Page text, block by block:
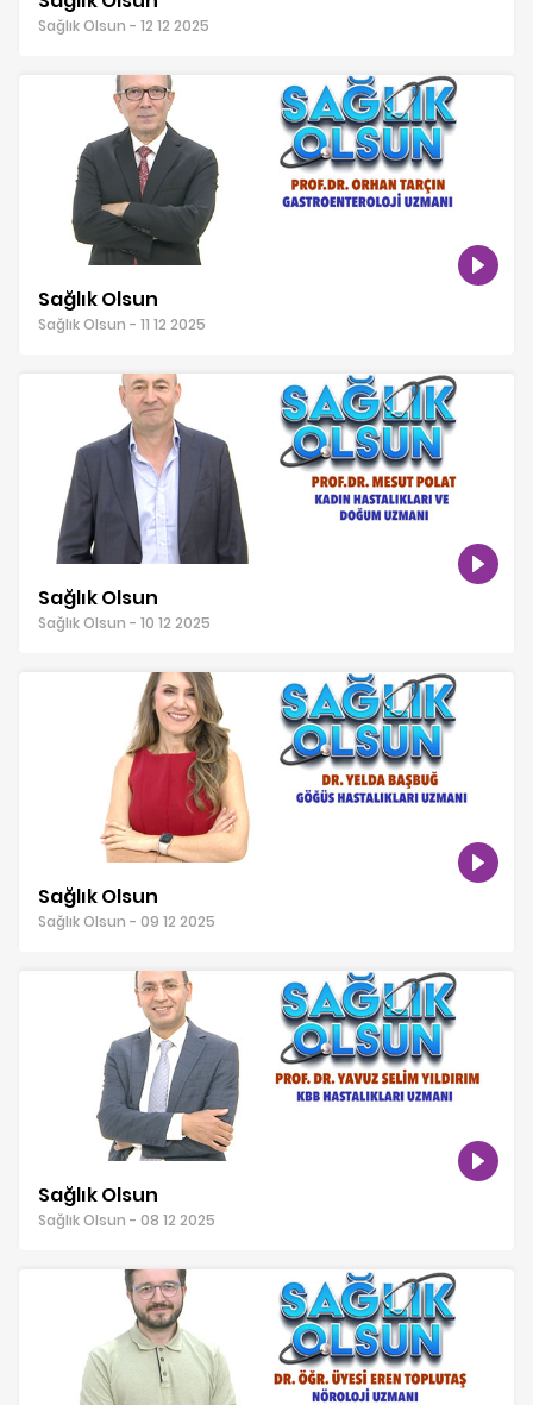
Sağlık Olsun - 12 12 2025
Sağlık Olsun
Sağlık Olsun - 11 12 2025
Sağlık Olsun
Sağlık Olsun - 10 12 2025
Sağlık Olsun
Sağlık Olsun - 09 12 2025
Sağlık Olsun
Sağlık Olsun - 08 12 2025